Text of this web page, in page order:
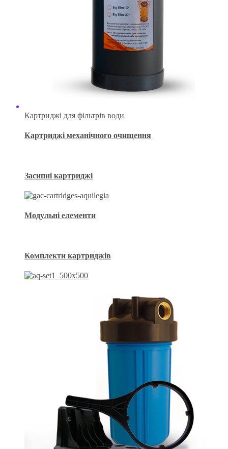
Картриджі для фільтрів води
Картриджі механічного очищення
Засипні картриджі
Модульні елементи
Комплекти картриджів